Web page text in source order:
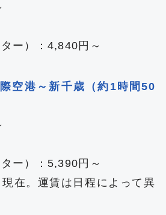
ー）：4,840円～
空港～新千歳（約1時間50
ー）：5,390円～
在。運賃は日程によって異